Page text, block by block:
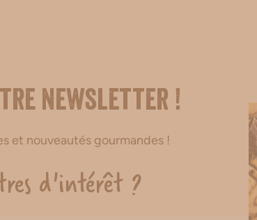
newsletter !
et nouveautés gourmandes !
d'intérêt ?